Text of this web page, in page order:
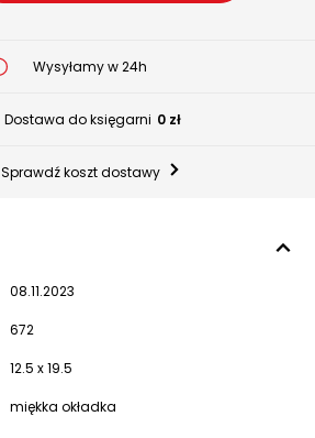
Wysyłamy w 24h
Dostawa do księgarni 0 zł
Sprawdź koszt dostawy
08.11.2023
672
12.5 x 19.5
miękka okładka